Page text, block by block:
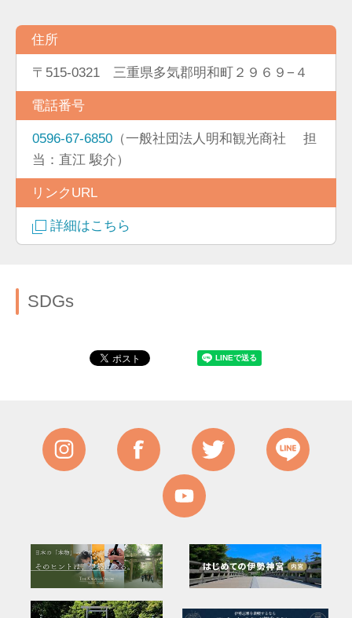
住所
〒515-0321 三重県多気郡明和町２９６９−４
電話番号
0596-67-6850 （一般社団法人明和観光商社 担
当：直江 駿介）
リンクURL
詳細はこちら
SDGs